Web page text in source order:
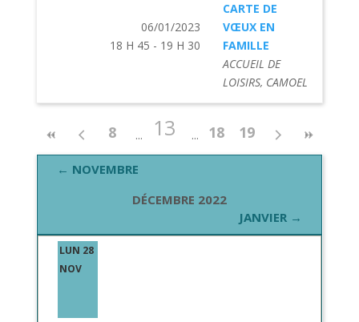
06/01/2023
18 H 45 - 19 H 30
CARTE DE
VŒUX EN
FAMILLE
ACCUEIL DE
LOISIRS, CAMOEL
8 13 18 19
← NOVEMBRE
DÉCEMBRE 2022
JANVIER →
LUN 28
NOV